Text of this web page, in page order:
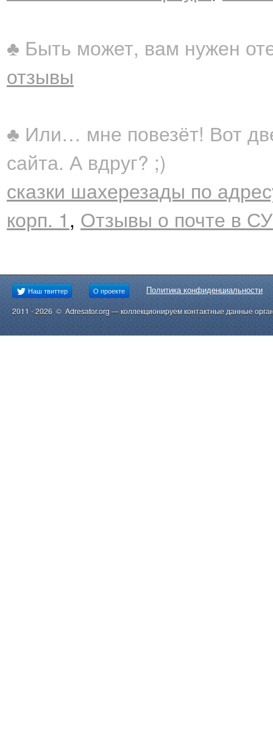
♣ Быть может, вам нужен
отзывы
♣ Или… мне повезёт! Вот
сайта. А вдруг? ;)
сказки шахерезады по
корп. 1 , Отзывы о почте в
Наш твиттер О проекте Политика конфиденциальности
2011 - 2026 © Adresator.org — коллекционируем контактные данные